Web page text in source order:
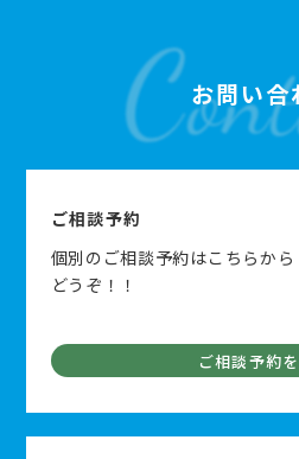
お問い合
ご相談予約
個別のご相談予約はこちらから
どうぞ！！
ご相談予約